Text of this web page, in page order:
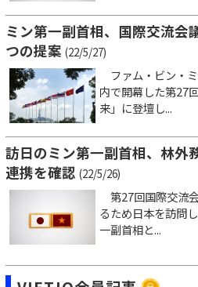
ミン第一副首相、国際交流会
つの提案 (22/5/27)
ファム・ビン・
内で開幕した第27
来」に登壇し...
訪日のミン第一副首相、林
連携を確認 (22/5/26)
第27回国際交流
るため日本を訪問
一副首相と...